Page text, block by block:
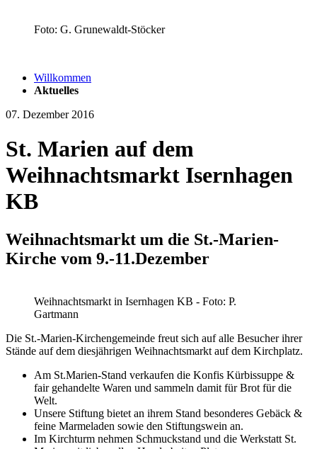
Foto: G. Grunewaldt-Stöcker
Willkommen
Aktuelles
07. Dezember 2016
St. Marien auf dem
Weihnachtsmarkt Isernhagen
KB
Weihnachtsmarkt um die St.-Marien-
Kirche vom 9.-11.Dezember
Weihnachtsmarkt in Isernhagen KB - Foto: P.
Gartmann
Die St.-Marien-Kirchengemeinde freut sich auf alle Besucher ihrer
Stände auf dem diesjährigen Weihnachtsmarkt auf dem Kirchplatz.
Am St.Marien-Stand verkaufen die Konfis Kürbissuppe &
fair gehandelte Waren und sammeln damit für Brot für die
Welt.
Unsere Stiftung bietet an ihrem Stand besonderes Gebäck &
feine Marmeladen sowie den Stiftungswein an.
Im Kirchturm nehmen Schmuckstand und die Werkstatt St.